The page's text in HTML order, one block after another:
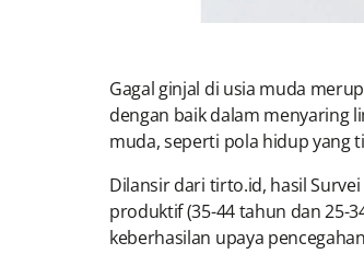
Gagal ginjal di usia muda
dengan baik dalam menyaring
muda, seperti pola hidup yang
Dilansir dari tirto.id, hasil
produktif (35-44 tahun dan 25-
keberhasilan upaya